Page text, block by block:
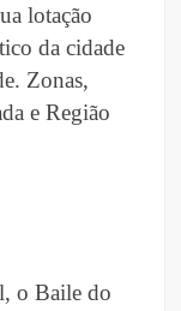
lotação
da cidade
Zonas,
e Região
o Baile do